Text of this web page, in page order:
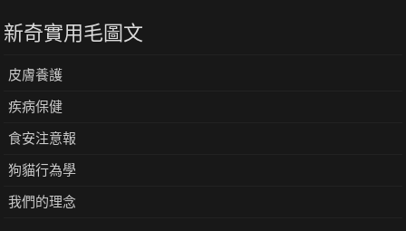
新奇實用毛圖文
皮膚養護
疾病保健
食安注意報
狗貓行為學
我們的理念